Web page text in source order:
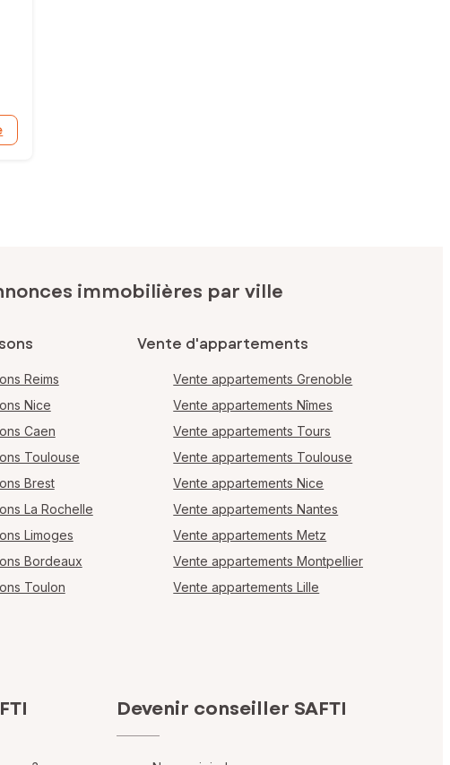
immobilières par ville
Reims
Nice
Caen
Toulouse
Brest
La Rochelle
Limoges
Bordeaux
Toulon
Vente d'appartements
Vente appartements Grenoble
Vente appartements Nîmes
Vente appartements Tours
Vente appartements Toulouse
Vente appartements Nice
Vente appartements Nantes
Vente appartements Metz
Vente appartements Montpellier
Vente appartements Lille
Devenir conseiller SAFTI